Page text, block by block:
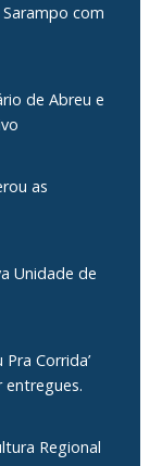
com
de Abreu e
as
Unidade de
Corrida’
entregues.
Regional